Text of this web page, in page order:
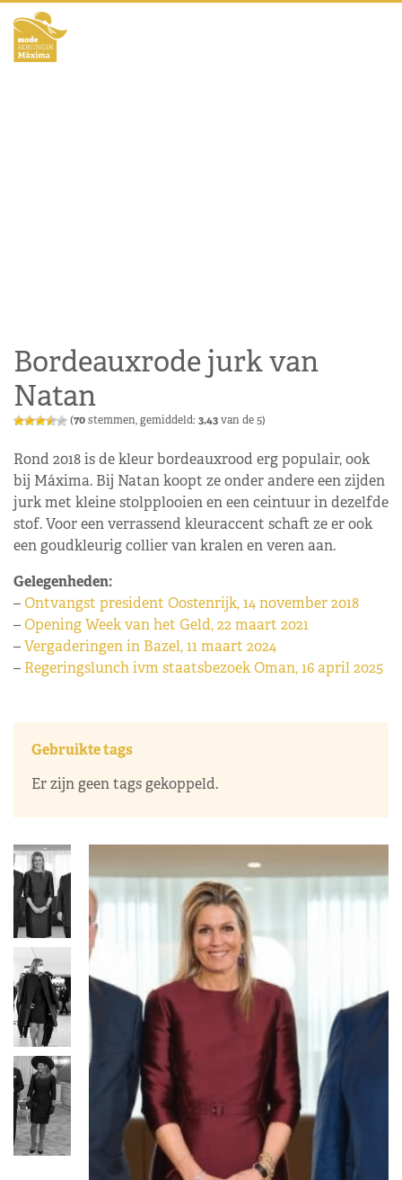
Bordeauxrode jurk van
Natan
(70stemmen, gemiddeld: 3,43van de 5)
Rond 2018 is de kleur bordeauxrood erg populair, ook
bij Máxima. Bij Natan koopt ze onder andere een zijden
jurk met kleine stolpplooien en een ceintuur in dezelfde
stof. Voor een verrassend kleuraccent schaft ze er ook
een goudkleurig collier van kralen en veren aan.
Gelegenheden:
–Ontvangst president Oostenrijk, 14 november 2018
–Opening Week van het Geld, 22 maart 2021
–Vergaderingen in Bazel, 11 maart 2024
– Regeringslunch ivm staatsbezoek Oman, 16 april 2025
Gebruikte tags
Er zijn geen tags gekoppeld.